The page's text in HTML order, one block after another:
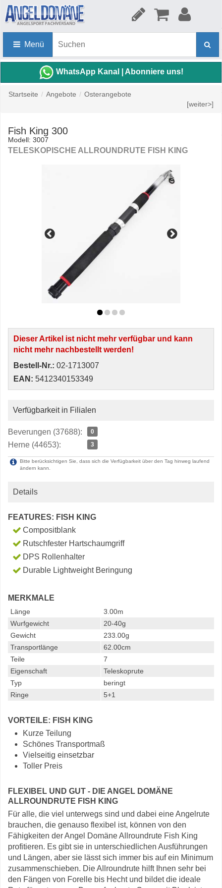
Menü
WhatsApp Kanal | Abonniere uns!
Startseite / Angebote / Osterangebote
[weiter>]
Fish King 300
Modell: 3007
TELESKOPISCHE ALLROUNDRUTE FISH KING
Dieser Artikel ist nicht mehr verfügbar und kann
nicht mehr nachbestellt werden!
Bestell-Nr.: 02-1713007
EAN: 5412340153349
Verfügbarkeit in Filialen
Beverungen (37688): 0
Herne (44653): 3
Bitte berücksichtigen Sie, dass sich die Verfügbarkeit über den Tag hinweg laufend
ändern kann.
Details
FEATURES: FISH KING
Compositblank
Rutschfester Hartschaumgriff
DPS Rollenhalter
Durable Lightweight Beringung
MERKMALE
Länge
3.00m
Wurfgewicht
20-40g
Gewicht
233.00g
Transportlänge
62.00cm
Teile
7
Eigenschaft
Teleskoprute
Typ
beringt
Ringe
5+1
VORTEILE: FISH KING
Kurze Teilung
Schönes Transportmaß
Vielseitig einsetzbar
Toller Preis
FLEXIBEL UND GUT - DIE ANGEL DOMÄNE
ALLROUNDRUTE FISH KING
Für alle, die viel unterwegs sind und dabei eine Angelrute
brauchen, die genauso flexibel ist, können von den
Fähigkeiten der Angel Domäne Allroundrute Fish King
profitieren. Es gibt sie in unterschiedlichen Ausführungen
und Längen, aber sie lässt sich immer bis auf ein Minimum
zusammenschieben. Die Allroundrute hilft Ihnen sehr bei
den Fängen von Forelle bis Hecht und bildet die ideale